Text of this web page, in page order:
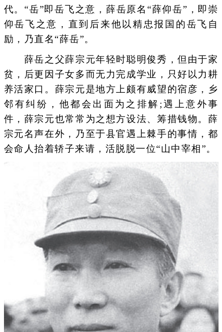
代。“岳”即岳飞之意，薛岳原名“薛仰岳”，即崇
仰岳飞之意，直到后来他以精忠报国的岳飞自
励，乃直名“薛岳”。
薛岳之父薛宗元年轻时聪明俊秀，但由于家
贫，后更因子女多而无力完成学业，只好以力耕
养活家口。薛宗元是地方上颇有威望的宿彦，乡
邻有纠纷，他都会出面为之排解;遇上意外事
件，薛宗元也常常为之想方设法、筹措钱物。薛
宗元名声在外，乃至于县官遇上棘手的事情，都
会命人抬着轿子来请，活脱脱一位“山中宰相”。